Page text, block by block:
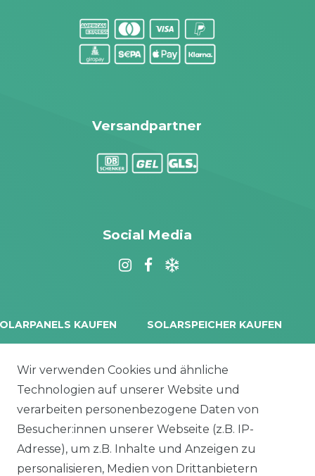
Versandpartner
Social Media
KAUFEN
Solar Module
SOLARSPEICHER KAUFEN
10 kWh Batteriespeicher
Solplanet Batteriespeicher
Growatt Speicher
Trina Solar Speicher
ZUBEHÖR
Unterkonstruktion
Wir verwenden Cookies und ähnliche
Technologien auf unserer Website und
verarbeiten personenbezogene Daten von
Besucher:innen unserer Webseite (z.B. IP-
Adresse), um z.B. Inhalte und Anzeigen zu
personalisieren, Medien von Drittanbietern